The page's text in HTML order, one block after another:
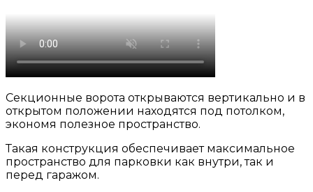
Секционные ворота открываются вертикально и в
открытом положении находятся под потолком,
экономя полезное пространство.
Такая конструкция обеспечивает максимальное
пространство для парковки как внутри, так и
перед гаражом.